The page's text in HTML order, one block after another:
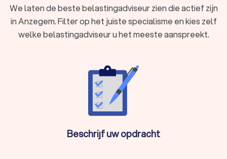
We laten de beste belastingadviseur zien die actief zijn
in Anzegem. Filter op het juiste specialisme en kies zelf
welke belastingadviseur u het meeste aanspreekt.
Beschrijf uw opdracht